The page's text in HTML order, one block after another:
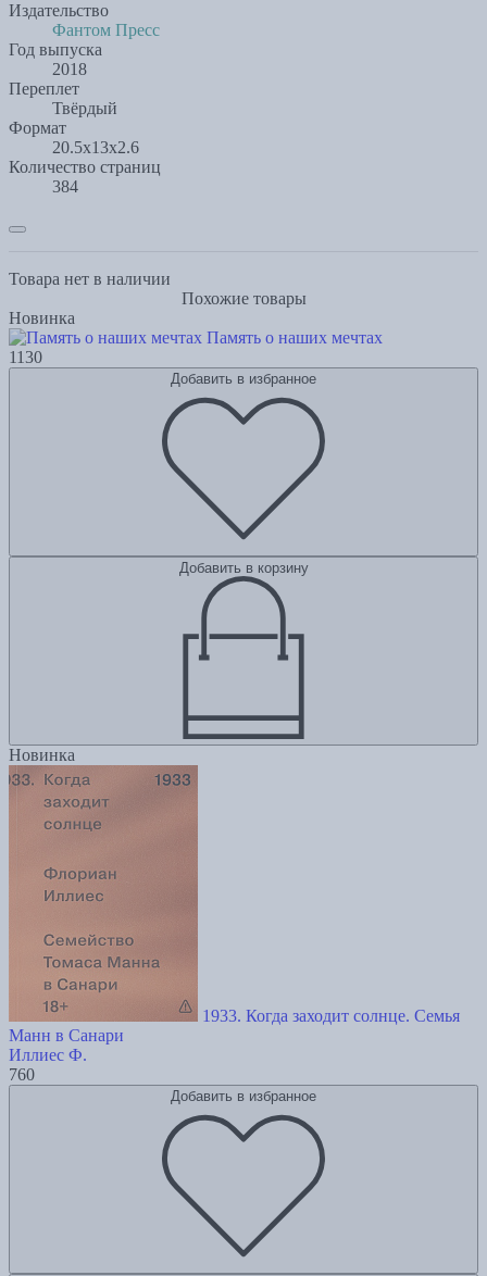
Издательство
Фантом Пресс
Год выпуска
2018
Переплет
Твёрдый
Формат
20.5x13x2.6
Количество страниц
384
Товара нет в наличии
Похожие товары
Новинка
Память о наших мечтах
1130
Добавить в избранное
Добавить в корзину
Новинка
1933. Когда заходит солнце. Семья
Манн в Санари
Иллиес Ф.
760
Добавить в избранное